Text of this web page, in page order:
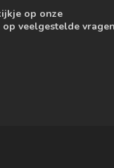
op onze
veelgestelde